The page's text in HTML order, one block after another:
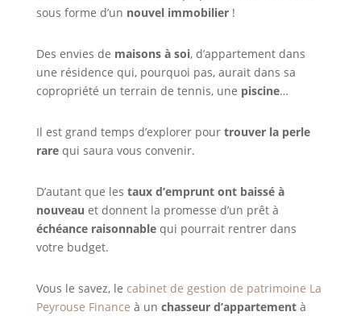
sous forme d’un nouvel immobilier!
Des envies de maisons à soi, d’appartement dans
une résidence qui, pourquoi pas, aurait dans sa
copropriété un terrain de tennis, une piscine…
Il est grand temps d’explorer pour trouver la perle
rarequi saura vous convenir.
D’autant que les taux d’emprunt ont baissé à
nouveau et donnent la promesse d’un prêt à
échéance raisonnablequi pourrait rentrer dans
votre budget.
Vous le savez, le cabinet de gestion de patrimoine La
Peyrouse Finance à un chasseur d’appartementà